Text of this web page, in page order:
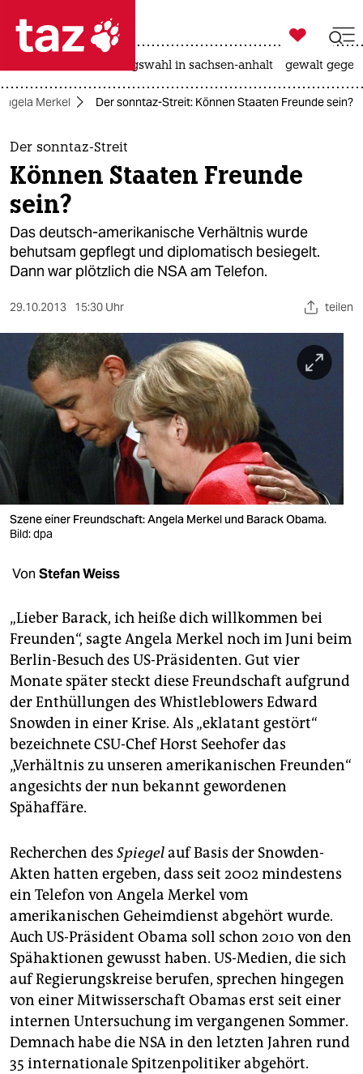
 taz zahl ich
taz zahl ich
themen
politik
öko
gesellschaft
sport
berlin
nord
wahrheit
verlag
verlag
veranstaltungen
shop
unterstützen
abo
genossenschaft
epaper login

taz zahl ich
landtagswahl in sachsen-anhalt gewalt
Merkel Der sonntaz-Streit: Können Staaten Freunde sein?
Der sonntaz-Streit
Können Staaten Freunde
sein?
Das deutsch-amerikanische Verhältnis wurde
behutsam gepflegt und diplomatisch besiegelt.
Dann war plötzlich die NSA am Telefon.
29.10.2013 15:30 Uhr teilen
Szene einer Freundschaft: Angela Merkel und Barack Obama.
Bild: dpa
Von Stefan Weiss
„Lieber Barack, ich heiße dich willkommen bei
Freunden“, sagte Angela Merkel noch im Juni beim
Berlin-Besuch des US-Präsidenten. Gut vier
Monate später steckt diese Freundschaft aufgrund
der Enthüllungen des Whistleblowers Edward
Snowden in einer Krise. Als „eklatant gestört“
bezeichnete CSU-Chef Horst Seehofer das
„Verhältnis zu unseren amerikanischen Freunden“
angesichts der nun bekannt gewordenen
Spähaffäre.
Recherchen des Spiegelauf Basis der Snowden-
Akten hatten ergeben, dass seit 2002 mindestens
ein Telefon von Angela Merkel vom
amerikanischen Geheimdienst abgehört wurde.
Auch US-Präsident Obama soll schon 2010 von den
Spähaktionen gewusst haben. US-Medien, die sich
auf Regierungskreise berufen, sprechen hingegen
von einer Mitwisserschaft Obamas erst seit einer
internen Untersuchung im vergangenen Sommer.
Demnach habe die NSA in den letzten Jahren rund
35 internationale Spitzenpolitiker abgehört.